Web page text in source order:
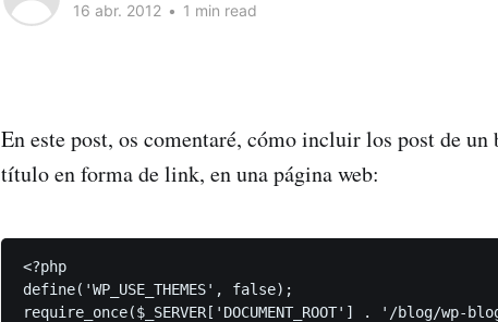
16 abr. 2012 • 1 min read
En este post, os comentaré, cómo incluir los post de
título en forma de link, en una página web:
<?php
define('WP_USE_THEMES', false);
require_once($_SERVER['DOCUMENT_ROOT'] . '/blog/wp-